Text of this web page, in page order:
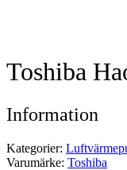
Toshiba
Information
Kategorier:
Varumärke: Toshiba